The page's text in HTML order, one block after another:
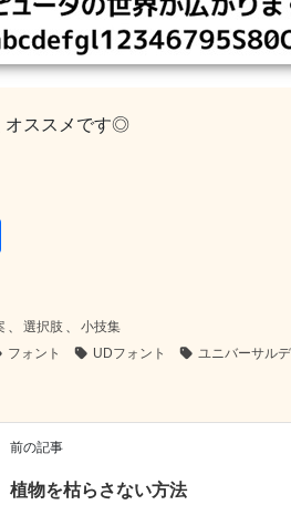
オススメです◎
、 選択肢 、 小技集
フォント UDフォント ユニバーサル
前の記事
植物を枯らさない方法